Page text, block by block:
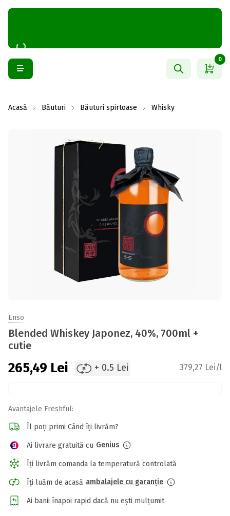
0
Acasă Băuturi Băuturi spirtoase Whisky
Enso
Blended Whiskey Japonez, 40%, 700ml +
cutie
265,49 Lei + 0.5 Lei 379,27 Lei/l
Avantajele Freshful:
Îl poți primi Când îți livrăm?
Ai livrare gratuită cu Genius
Îți livrăm comanda la temperatură controlată
Îți luăm de acasă ambalajele cu garanție
Ai banii înapoi rapid dacă nu ești mulțumit